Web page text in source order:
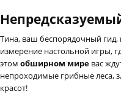
Тина, ваш беспорядочный гид,
измерение настольной игры,
этом обширном мире вас
непроходимые грибные леса,
красот!